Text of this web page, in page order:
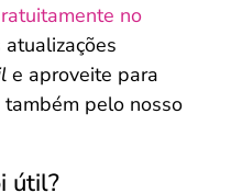
no
e aproveite para
pelo nosso
útil?